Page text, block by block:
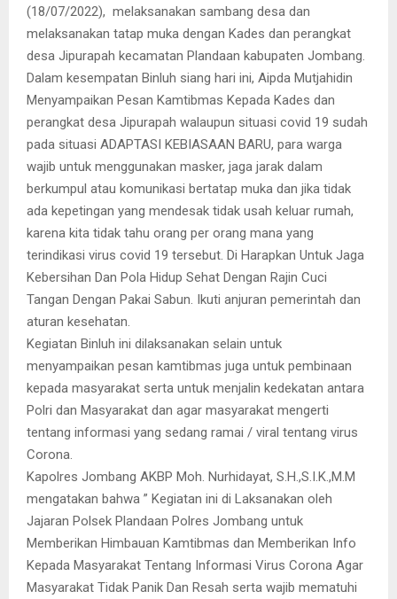
(18/07/2022), melaksanakan sambang desa dan
melaksanakan tatap muka dengan Kades dan perangkat
desa Jipurapah kecamatan Plandaan kabupaten Jombang.
Dalam kesempatan Binluh siang hari ini, Aipda Mutjahidin
Menyampaikan Pesan Kamtibmas Kepada Kades dan
perangkat desa Jipurapah walaupun situasi covid 19 sudah
pada situasi ADAPTASI KEBIASAAN BARU, para warga
wajib untuk menggunakan masker, jaga jarak dalam
berkumpul atau komunikasi bertatap muka dan jika tidak
ada kepetingan yang mendesak tidak usah keluar rumah,
karena kita tidak tahu orang per orang mana yang
terindikasi virus covid 19 tersebut. Di Harapkan Untuk Jaga
Kebersihan Dan Pola Hidup Sehat Dengan Rajin Cuci
Tangan Dengan Pakai Sabun. Ikuti anjuran pemerintah dan
aturan kesehatan.
Kegiatan Binluh ini dilaksanakan selain untuk
menyampaikan pesan kamtibmas juga untuk pembinaan
kepada masyarakat serta untuk menjalin kedekatan antara
Polri dan Masyarakat dan agar masyarakat mengerti
tentang informasi yang sedang ramai / viral tentang virus
Corona.
Kapolres Jombang AKBP Moh. Nurhidayat, S.H.,S.I.K.,M.M
mengatakan bahwa ” Kegiatan ini di Laksanakan oleh
Jajaran Polsek Plandaan Polres Jombang untuk
Memberikan Himbauan Kamtibmas dan Memberikan Info
Kepada Masyarakat Tentang Informasi Virus Corona Agar
Masyarakat Tidak Panik Dan Resah serta wajib mematuhi